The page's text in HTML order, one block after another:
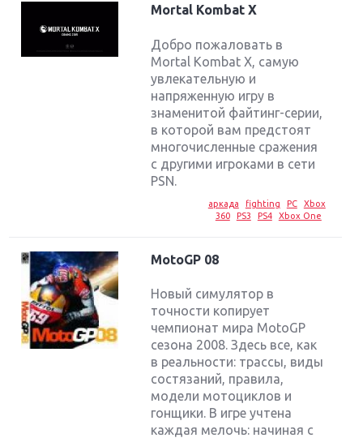
Mortal Kombat X
Добро пожаловать в
Mortal Kombat X, самую
увлекательную и
напряженную игру в
знаменитой файтинг-серии,
в которой вам предстоят
многочисленные сражения
с другими игроками в сети
PSN.
аркада fighting PC
Xbox
360
PS3 PS4 Xbox One
MotoGP 08
Новый симулятор в
точности копирует
чемпионат мира MotoGP
сезона 2008. Здесь все, как
в реальности: трассы, виды
состязаний, правила,
модели мотоциклов и
гонщики. В игре учтена
каждая мелочь: начиная с